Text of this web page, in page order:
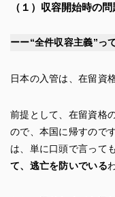
（１） 収容開始時の問
ーー“全件収容主義”っ
日本の入管は、在留資
前提として、在留資格
ので、本国に帰すので
は、単に口頭で言って
て、逃亡を防いでいる